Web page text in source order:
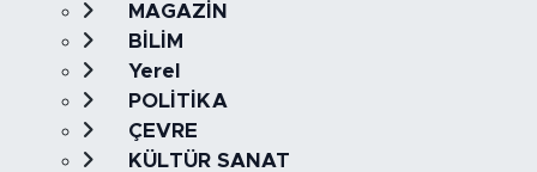
MAGAZİN
BİLİM
Yerel
POLİTİKA
ÇEVRE
KÜLTÜR SANAT